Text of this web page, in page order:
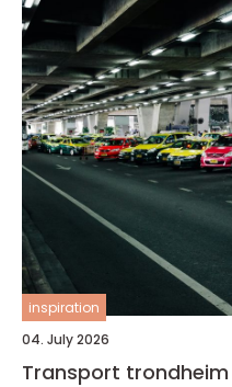
inspiration
04. July 2026
Transport trondheim